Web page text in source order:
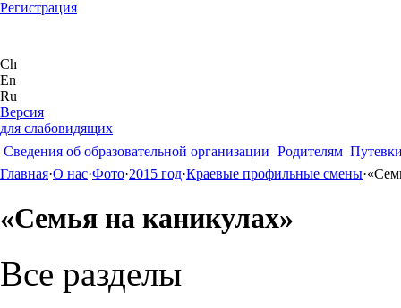
Регистрация
Ch
En
Ru
Версия
для слабовидящих
Сведения об образовательной организации Родителям
Главная·О нас·Фото·2015 год·Краевые профильные смены·
«Семья на каникулах»
Все разделы